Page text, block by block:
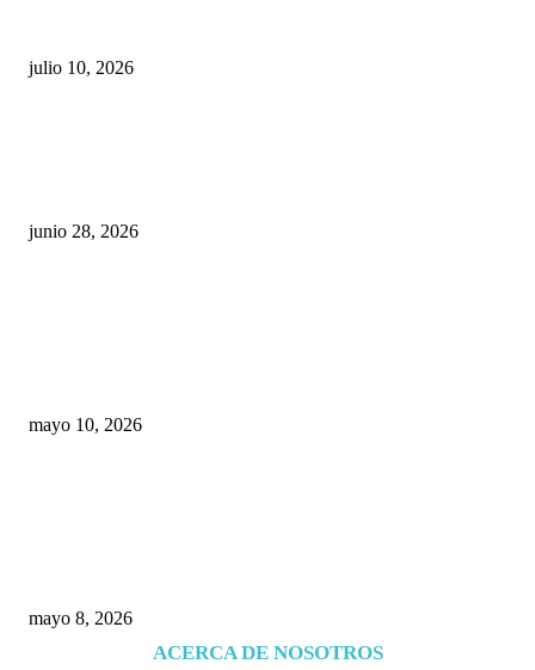
julio 10, 2026
junio 28, 2026
mayo 10, 2026
mayo 8, 2026
ACERCA DE NOSOTROS